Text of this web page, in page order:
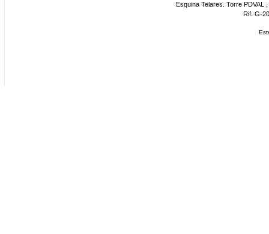
Esquina Telares. Torre PDVAL
Rif. G-